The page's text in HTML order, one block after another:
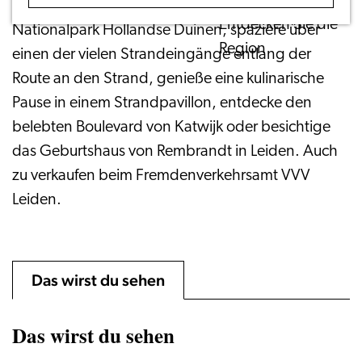
Entdecken Sie die
Region
Sehenswürdigkeiten. Reite durch den
Nationalpark Hollandse Duinen, spaziere über
einen der vielen Strandeingänge entlang der
Route an den Strand, genieße eine kulinarische
Pause in einem Strandpavillon, entdecke den
belebten Boulevard von Katwijk oder besichtige
das Geburtshaus von Rembrandt in Leiden. Auch
zu verkaufen beim Fremdenverkehrsamt VVV
Leiden.
Das wirst du sehen
Das wirst du sehen